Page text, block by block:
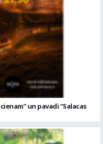
un pavadi “Salacas